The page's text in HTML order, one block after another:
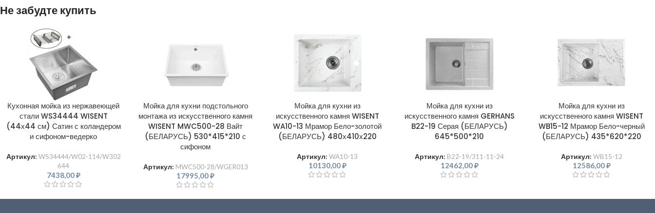
Не забудте купить
Кухонная мойка из нержавеющей
стали WS34444 WISENT
(44х44 см) Сатин с коландером
и сифоном-ведерко
Артикул: WS34444/W02-114/W302
644
7438,00₽
Мойка для кухни подстольного
монтажа из искусственного камня
WISENT MWC500-28 Вайт
(БЕЛАРУСЬ) 530*415*210 с
сифоном
Артикул: MWC500-28/WGER013
17995,00₽
Мойка для кухни из
искусственного камня WISENT
WA10-13 Мрамор Бело-золотой
(БЕЛАРУСЬ) 480х410х220
Артикул:WA10-13
10130,00₽
Мойка для кухни из
искусственного камня GERHANS
B22-19 Серая (БЕЛАРУСЬ)
645*500*210
Артикул: B22-19/311-11-24
12462,00₽
Мойка для кухни из
искусственного камня WISENT
WB15-12 Мрамор Бело-черный
(БЕЛАРУСЬ) 435*620*220
Артикул: WB15-12
12586,00₽